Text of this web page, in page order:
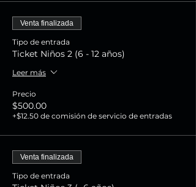
Venta finalizada
Tipo de entrada
Ticket Niños 2 (6 - 12 años)
Leer más
Precio
$500.00
+$12.50 de comisión de servicio de entradas
Venta finalizada
Tipo de entrada